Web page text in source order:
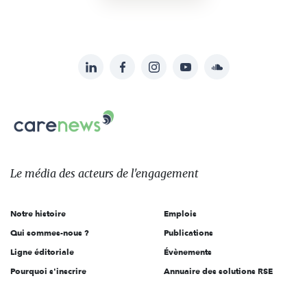
sur:
LinkedInFacebookInstagramYouTubeSoundcloud
Le
des
l'engagement
Le média des acteurs de l'engagement
Notre histoire
Qui sommes-nous ?
Ligne éditoriale
Pourquoi s'inscrire
Emplois
Publications
Évènements
Annuaire des solutions RSE